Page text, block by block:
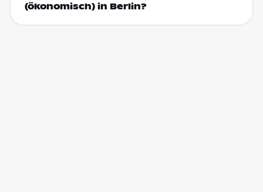
(ökonomisch) in Berlin?